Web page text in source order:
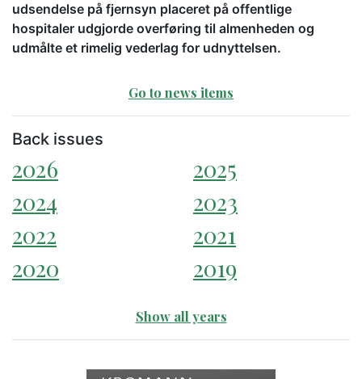
udsendelse på fjernsyn placeret på offentlige
hospitaler udgjorde overføring til almenheden og
udmålte et rimelig vederlag for udnyttelsen.
Go to news items
Back issues
2026
2025
2024
2023
2022
2021
2020
2019
Show all years